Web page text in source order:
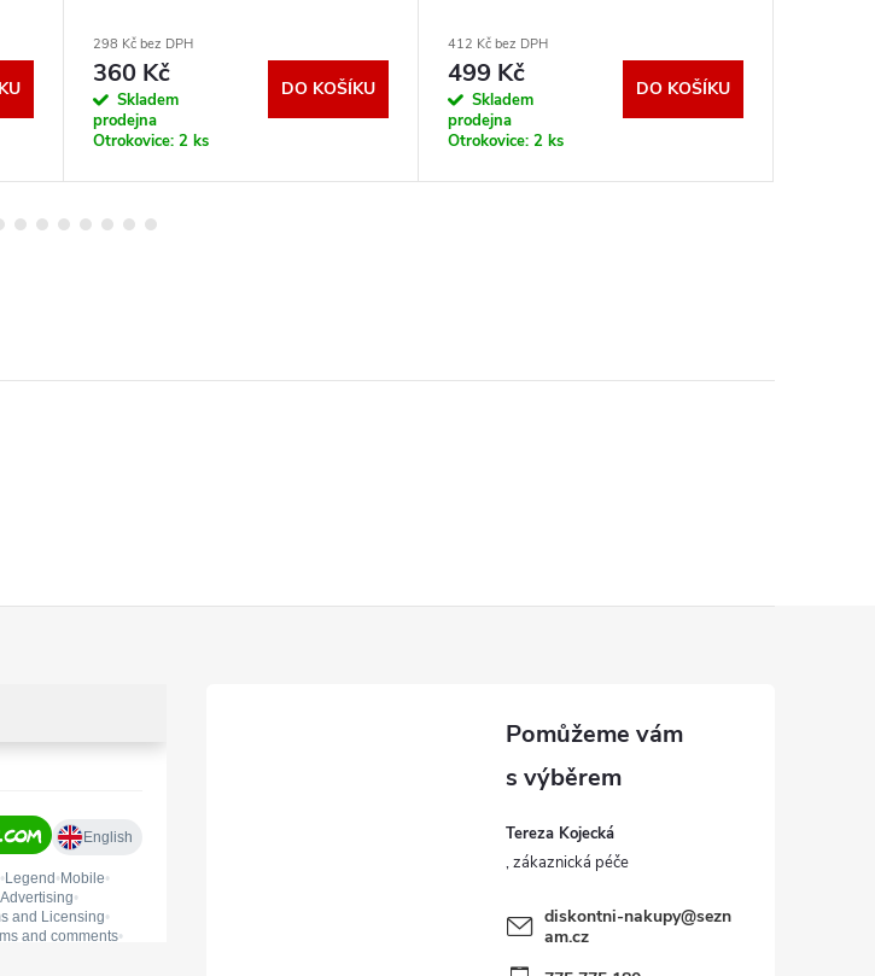
298 Kč bez DPH
360 Kč
Skladem
prodejna
Otrokovice: 2 ks
DO KOŠÍKU
412 Kč bez DPH
499 Kč
Skladem
prodejna
Otrokovice: 2 ks
DO KOŠÍKU
Tereza Kojecká
diskontni-nakupy@sezn
am.cz